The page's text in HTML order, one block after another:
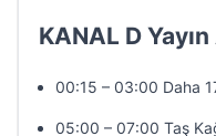
KANAL D Yayın
00:15 – 03:00 Daha
05:00 – 07:00 Taş